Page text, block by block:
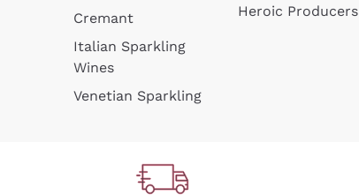
Cremant
Italian Sparkling
Wines
Venetian Sparkling
Heroic Producers